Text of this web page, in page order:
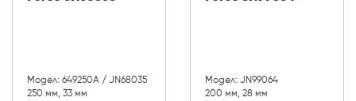
Модел: 649250A / JN68035
250 мм, 33 мм
Модел: JN99064
200 мм, 28 мм